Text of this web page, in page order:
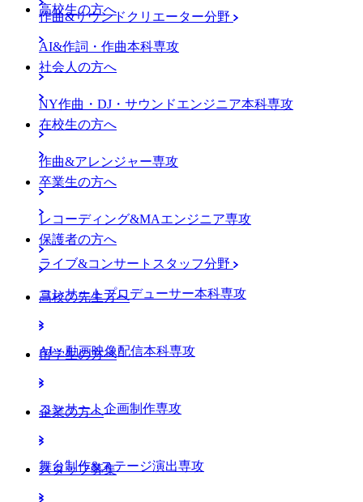
作曲&サウンドクリエーター分野
AI&作詞・作曲本科専攻
NY作曲・DJ・サウンドエンジニア本科専攻
作曲&アレンジャー専攻
レコーディング&MAエンジニア専攻
ライブ&コンサートスタッフ分野
コンサートプロデューサー本科専攻
AI・動画映像配信本科専攻
コンサート企画制作専攻
舞台制作&ステージ演出専攻
高校生の方へ
社会人の方へ
在校生の方へ
卒業生の方へ
保護者の方へ
高校の先生方へ
留学生の方へ
企業の方へ
スタッフ募集